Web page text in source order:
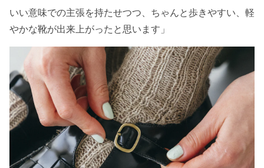
いい意味での主張を持たせつつ、ちゃんと歩きやすい、軽
やかな靴が出来上がったと思います」